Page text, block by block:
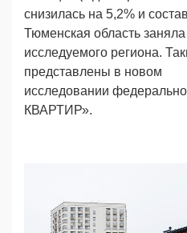
снизилась на 5,2% и
Тюменская область
исследуемого региона.
представлены в новом
исследовании
КВАРТИР».